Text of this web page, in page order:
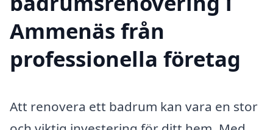
Ammenäs från
professionella företag
Att renovera ett badrum kan vara en stor